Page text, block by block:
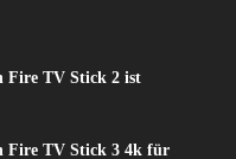
Fire TV Stick 2 ist
Fire TV Stick 3 4k für